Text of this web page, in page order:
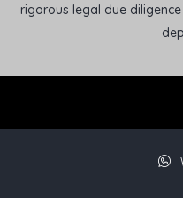
rigorous legal due